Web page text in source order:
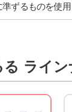
ずるものを使
る ライ